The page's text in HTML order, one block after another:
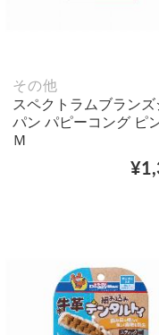
その他
スペクトラムブランズ
パン パピーコング ピ
Ｍ